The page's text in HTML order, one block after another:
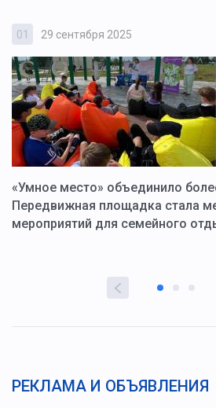
01 29 сентября 2025
«Умное место» объединило
Передвижная площадка стала
мероприятий для семейного
РЕКЛАМА И ОБЪЯВЛЕНИЯ